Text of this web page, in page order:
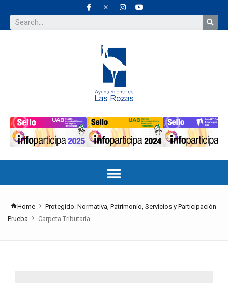
Home
Protegido: Normativa, Patrimonio, Servicios y Participación
Prueba
Carpeta Tributaria